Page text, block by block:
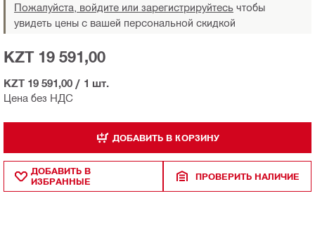
Пожалуйста, войдите или зарегистрируйтесь чтобы
увидеть цены с вашей персональной скидкой
Цена без НДС
KZT 19 591,00
KZT 19 591,00 / 1 шт.
ДОБАВИТЬ В КОРЗИНУ
ДОБАВИТЬ В
ИЗБРАННЫЕ
ПРОВЕРИТЬ НАЛИЧИЕ